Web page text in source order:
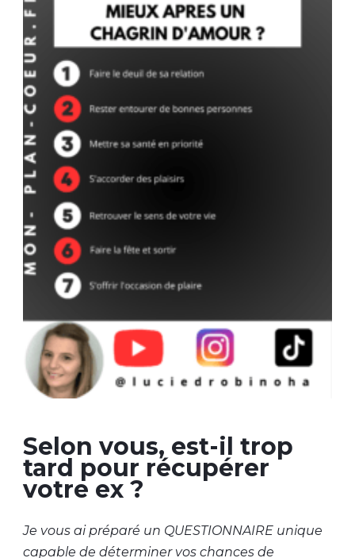
Selon vous, est-il trop
tard pour récupérer
votre ex ?
Je vous ai préparé un QUESTIONNAIRE unique
capable de déterminer vos chances de